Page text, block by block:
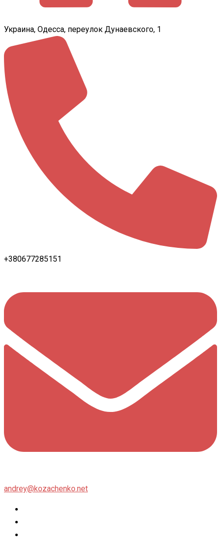
Украина, Одесса, переулок Дунаевского, 1
+380677285151
andrey@kozachenko.net